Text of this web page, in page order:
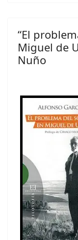
“El
Miguel de
Nuño